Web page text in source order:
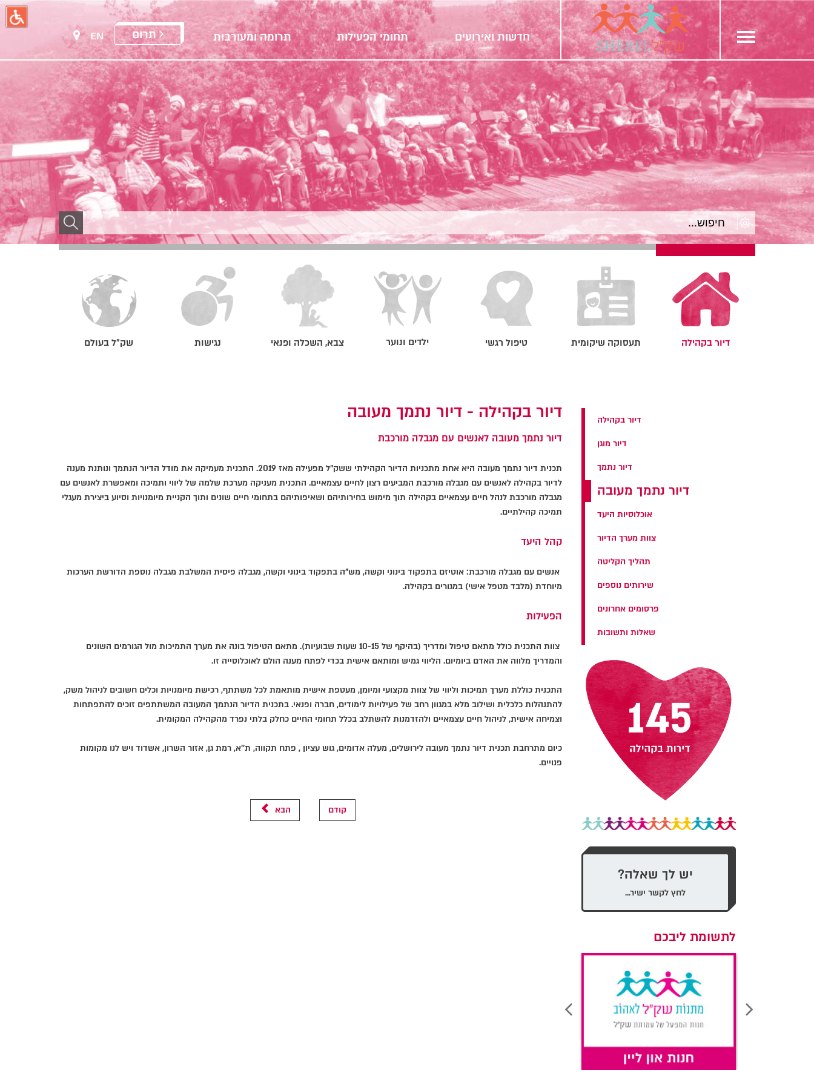
תחילתו
של
אינטרנט,
לעבור
לאזור
תוכן
מרכזי
חדשות ואירועים תחומי הפעילות תרומה ומעורבות תרום EN
דיור בקהילה תעסוקה שיקומית טיפול רגשי ילדים ונוער צבא, השכלה ופנאי נגישות שק״ל בעולם
דיור בקהילה
דיור מוגן
דיור נתמך
דיור נתמך מעובה
אוכלוסיות היעד
צוות מערך הדיור
תהליך הקליטה
שירותים נוספים
פרסומים אחרונים
שאלות ותשובות
יש לך שאלה?
לחץ לקשר ישיר...
לתשומת ליבכם
דיור בקהילה - דיור נתמך מעובה
דיור נתמך מעובה לאנשים עם מגבלה מורכבת
תכנית דיור נתמך מעובה היא אחת מתכניות הדיור הקהילתי ששק"ל מפעילה מאז 2019. התכנית מעמיקה את מודל הדיור הנתמך ונותנת מענה
לדיור בקהילה לאנשים עם מגבלה מורכבת המביעים רצון לחיים עצמאיים. התכנית מעניקה מערכת שלמה של ליווי ותמיכה ומאפשרת לאנשים עם
מגבלה מורכבת לנהל חיים עצמאיים בקהילה תוך מימוש בחירותיהם ושאיפותיהם בתחומי חיים שונים ותוך הקניית מיומנויות וסיוע ביצירת מעגלי
תמיכה קהילתיים.
קהל היעד
אנשים עם מגבלה מורכבת: אוטיזם בתפקוד בינוני וקשה, מש”ה בתפקוד בינוני וקשה, מגבלה פיסית המשלבת מגבלה נוספת הדורשת הערכות
מיוחדת (מלבד מטפל אישי) במגורים בקהילה.
הפעילות
צוות התכנית כולל מתאם טיפול ומדריך (בהיקף של 10-15 שעות שבועיות). מתאם הטיפול בונה את מערך התמיכות מול הגורמים השונים
והמדריך מלווה את האדם ביומיום. הליווי גמיש ומותאם אישית בכדי לפתח מענה הולם לאוכלוסייה זו.
התכנית כוללת מערך תמיכות וליווי של צוות מקצועי ומיומן, מעטפת אישית מותאמת לכל משתתף, רכישת מיומנויות וכלים חשובים לניהול משק,
להתנהלות כלכלית ושילוב מלא במגוון רחב של פעילויות לימודים, חברה ופנאי. בתכנית הדיור הנתמך המעובה המשתתפים זוכים להתפתחות
וצמיחה אישית, לניהול חיים עצמאיים ולהזדמנות להשתלב בכלל תחומי החיים כחלק בלתי נפרד מהקהילה המקומית.
כיום מתרחבת תכנית דיור נתמך מעובה לירושלים, מעלה אדומים, גוש עציון , פתח תקווה, ת''א, רמת גן, אזור השרון, אשדוד ויש לנו מקומות
פנויים.
קודם הבא